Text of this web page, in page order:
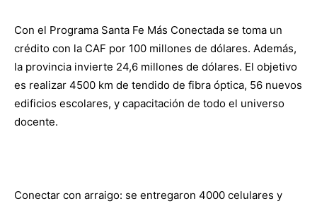
Con el Programa Santa Fe Más Conectada se toma un
crédito con la CAF por 100 millones de dólares. Además,
la provincia invierte 24,6 millones de dólares. El objetivo
es realizar 4500 km de tendido de fibra óptica, 56 nuevos
edificios escolares, y capacitación de todo el universo
docente.
Conectar con arraigo: se entregaron 4000 celulares y